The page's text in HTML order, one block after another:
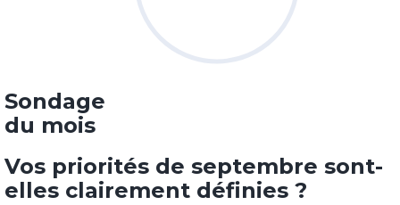
Sondage
du mois
Vos priorités de septembre sont-
elles clairement définies ?